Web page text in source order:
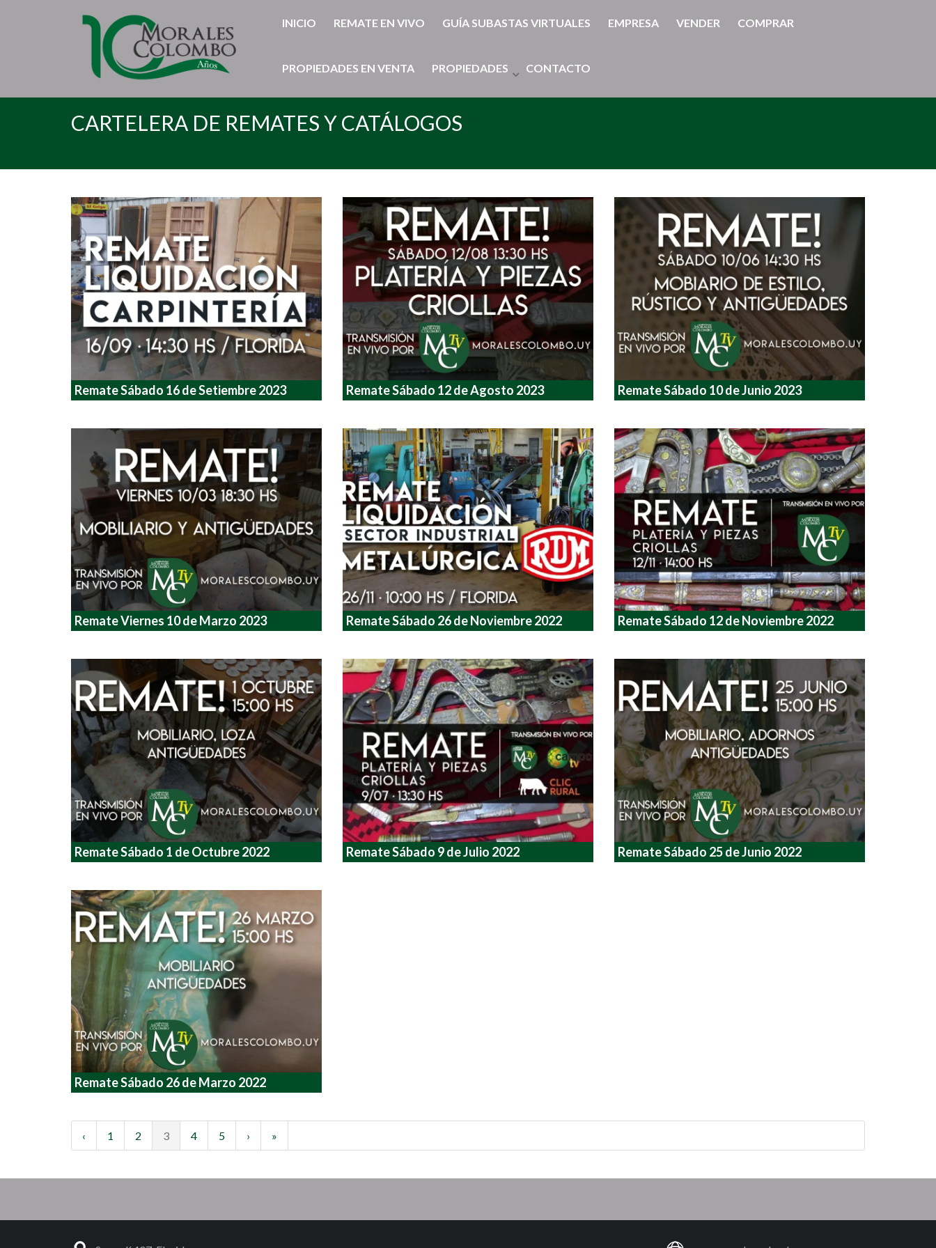
INICIO REMATE EN VIVO GUÍA SUBASTAS VIRTUALES EMPRESA VENDER COMPRAR
PROPIEDADES EN VENTA PROPIEDADES CONTACTO
CARTELERA DE REMATES Y CATÁLOGOS
Remate Sábado 16 de Setiembre 2023 Remate Sábado 12 de Agosto 2023 Remate Sábado 10 de Junio 2023
Remate Viernes 10 de Marzo 2023 Remate Sábado 26 de Noviembre 2022 Remate Sábado 12 de Noviembre 2022
Remate Sábado 1 de Octubre 2022 Remate Sábado 9 de Julio 2022 Remate Sábado 25 de Junio 2022
Remate Sábado 26 de Marzo 2022
‹ 1 2 3 4 5 › »